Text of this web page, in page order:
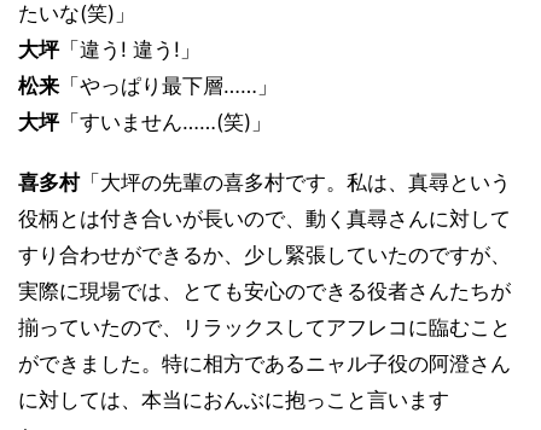
たいな(笑)」
大坪「違う! 違う!」
松来 「やっぱり最下層……」
大坪「すいません……(笑)」
喜多村「大坪の先輩の喜多村です。私は、真尋という
役柄とは付き合いが長いので、動く真尋さんに対して
すり合わせができるか、少し緊張していたのですが、
実際に現場では、とても安心のできる役者さんたちが
揃っていたので、リラックスしてアフレコに臨むこと
ができました。特に相方であるニャル子役の阿澄さん
に対しては、本当におんぶに抱っこと言います